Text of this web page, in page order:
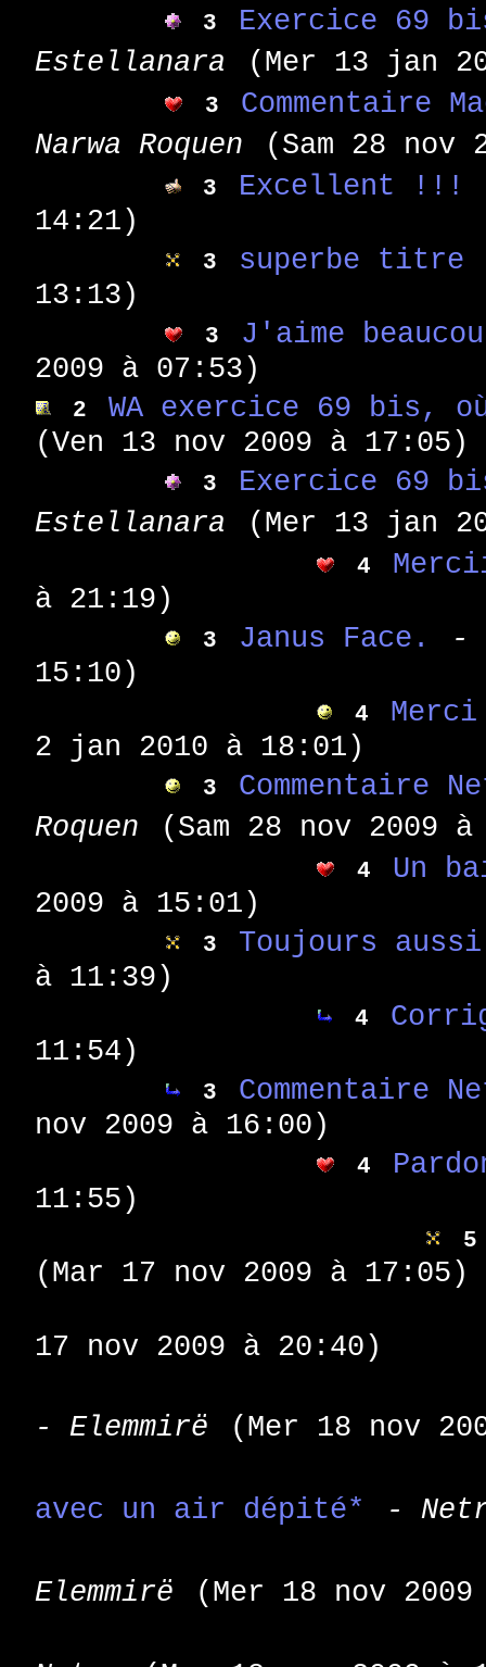
3
Exercice 69
Estellanara
(Mer 13 jan
3
Commentaire
Narwa Roquen
(Sam 28 nov
3 Excellent !!!
14:21)
3
superbe
13:13)
3
J'aime
2009 à 07:53)
2
WA exercice 69 bis,
(Ven 13 nov 2009 à 17:05)
3
Exercice 69
Estellanara
(Mer 13 jan
4
à 21:19)
3 Janus Face.
-
15:10)
4
2 jan 2010 à 18:01)
3
Commentaire
Roquen
(Sam 28 nov 2009
4
Un
2009 à 15:01)
3
Toujours aussi
à 11:39)
4
11:54)
3
Commentaire
nov 2009 à 16:00)
4
11:55)
5
(Mar 17 nov 2009 à 17:05)
17 nov 2009 à 20:40)
- Elemmirë (Mer 18 nov
avec un air dépité* -
Elemmirë (Mer 18 nov